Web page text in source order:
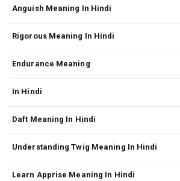
Anguish Meaning In Hindi
Rigorous Meaning In Hindi
Endurance Meaning
In Hindi
Daft Meaning In Hindi
Understanding Twig Meaning In Hindi
Learn Apprise Meaning In Hindi